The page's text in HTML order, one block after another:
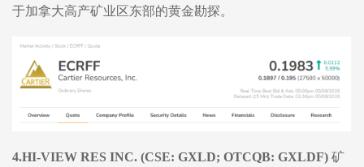
于加拿大高产矿业区东部的黄金勘探。
4.HI-VIEW RES INC. (CSE: GXLD; OTCQB: GXLDF) 矿